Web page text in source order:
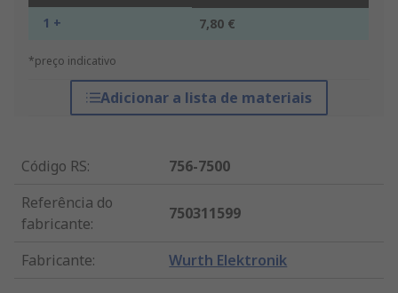
1 + 7,80 €
*preço indicativo
Adicionar a lista de materiais
Código RS:
756-7500
Referência do
fabricante:
750311599
Fabricante: Wurth Elektronik